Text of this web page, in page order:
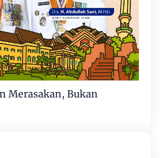
Merasakan, Bukan